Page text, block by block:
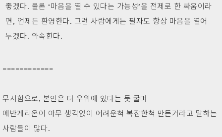
좋겠다. 물론 ‘마음을 열 수 있다는 가능성’을 전제로 한 싸움이라
면, 언제든 환영한다. 그런 사람에게는 필자도 항상 마음을 열어
두겠다. 약속한다.
============
무시함으로, 본인은 더 우위에 있다는 듯 굴며
에반게리온이 아무 생각없이 어려운척 복잡한척 만든거라고 말하는
사람들이 많다.